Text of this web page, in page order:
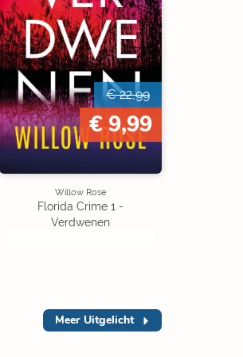
€ 22,99
€ 9,99
Willow Rose
Florida Crime 1 -
Verdwenen
Meer Uitgelicht